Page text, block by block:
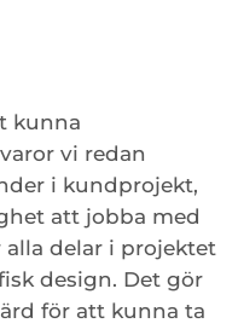
kunna
vi redan
i kundprojekt,
att jobba med
delar i projektet
design. Det gör
för att kunna ta